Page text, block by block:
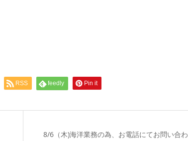
RSS feedly Pin it
8/6（木)海洋業務の為、お電話にてお問い合わ